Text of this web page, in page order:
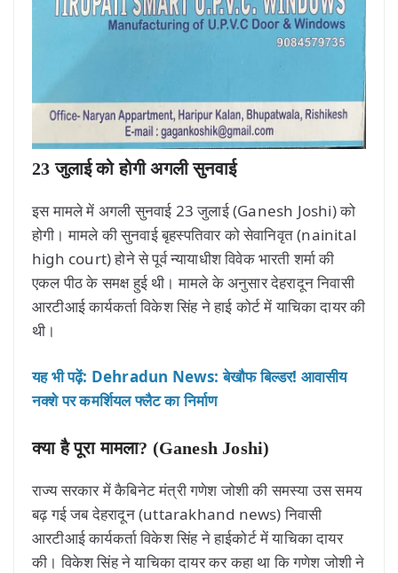
23 जुलाई को होगी अगली सुनवाई
इस मामले में अगली सुनवाई 23 जुलाई (Ganesh Joshi) को
होगी। मामले की सुनवाई बृहस्पतिवार को सेवानिवृत (nainital
high court) होने से पूर्व न्यायाधीश विवेक भारती शर्मा की
एकल पीठ के समक्ष हुई थी। मामले के अनुसार देहरादून निवासी
आरटीआई कार्यकर्ता विकेश सिंह ने हाई कोर्ट में याचिका दायर की
थी।
यह भी पढ़ें: Dehradun News: बेखौफ बिल्डर! आवासीय
नक्शे पर कमर्शियल फ्लैट का निर्माण
क्या है पूरा मामला? (Ganesh Joshi)
राज्य सरकार में कैबिनेट मंत्री गणेश जोशी की समस्या उस समय
बढ़ गई जब देहरादून (uttarakhand news) निवासी
आरटीआई कार्यकर्ता विकेश सिंह ने हाईकोर्ट में याचिका दायर
की। विकेश सिंह ने याचिका दायर कर कहा था कि गणेश जोशी ने